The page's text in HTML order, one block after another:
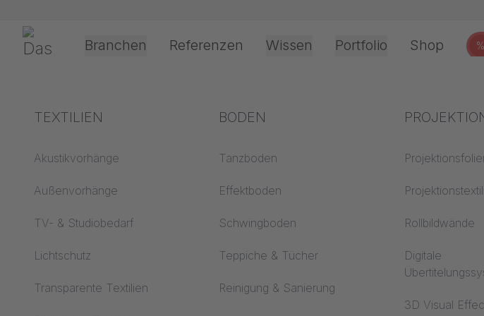
Gerriets Branchen
Theater & Kultur
Event &
Office &
Referenzen Wissen
Begriffserklärungen
Akustik ABC
Boden ABC
Projektionsfolien ABC
Projektionstextilien
Verarbeitung &
Textilwissen
Akustikwissen
Portfolio
TEXTILIEN
Akustikvorhänge
Außenvorhänge
TV- & Studiobedarf
Lichtschutz
Transparente Textilien
BODEN
Tanzboden
Effektboden
Schwingboden
Teppiche & Tücher
Reinigung & Sanierung
Rollbildwände
Digitale
3D Visual
Shop %
Event &
Progroup Cyclorama - Leipzig, Deutschland /